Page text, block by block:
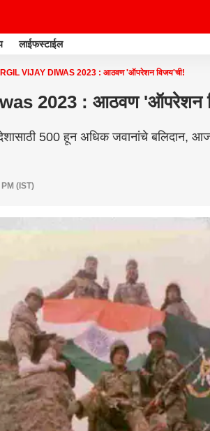
लाईफस्टाईल
VIJAY DIWAS 2023 : आठवण 'ऑपरेशन विजय'ची!
2023 : आठवण 'ऑपरेशन
500 हून अधिक जवानांचे बलिदान,
(IST)